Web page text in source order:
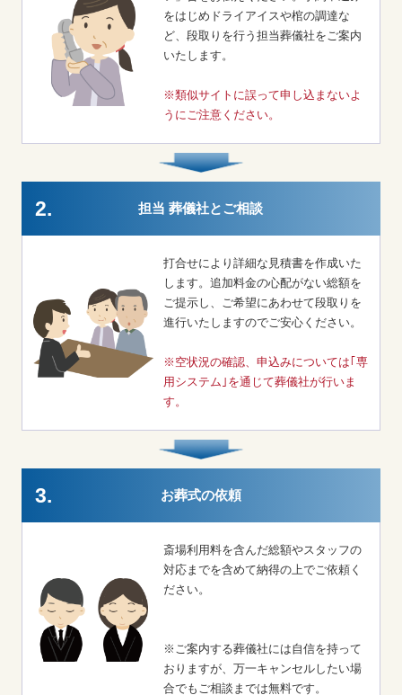
をはじめドライアイスや棺の調達な
ど、段取りを行う担当葬儀社をご案内
いたします。
※類似サイトに誤って申し込まないよ
うにご注意ください。
2. 担当 葬儀社とご相談
打合せにより詳細な見積書を作成いた
します。追加料金の心配がない総額を
ご提示し、ご希望にあわせて段取りを
進行いたしますのでご安心ください。
※空状況の確認、申込みについては｢専
用システム｣を通じて葬儀社が行いま
す。
3. お葬式の依頼
斎場利用料を含んだ総額やスタッフの
対応までを含めて納得の上でご依頼く
ださい。
※ご案内する葬儀社には自信を持って
おりますが、万一キャンセルしたい場
合でもご相談までは無料です。